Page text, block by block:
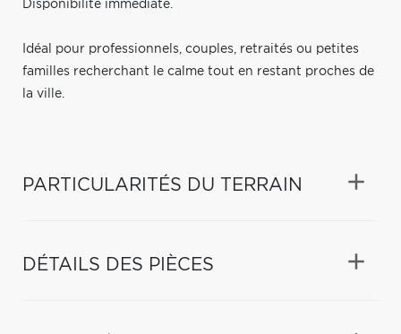
Disponibilité immédiate.
Idéal pour professionnels, couples, retraités ou petites
familles recherchant le calme tout en restant proches de
la ville.
PARTICULARITÉS DU TERRAIN
DÉTAILS DES PIÈCES